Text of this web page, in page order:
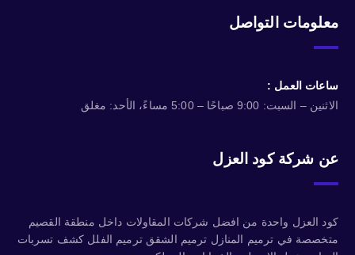
معلومات التواصل
ساعات العمل :
الاثنين – السبت: 9:00 صباحًا – 5:00 مساءً، الأحد: مغلق
عن شركة كود العزل
كود العزل واحدة من افضل شركات المقاولات داخل منطقة القصيم
متخصصة في ترميم المنازل ترميم الشقق ترميم الفلل كشف تسربات